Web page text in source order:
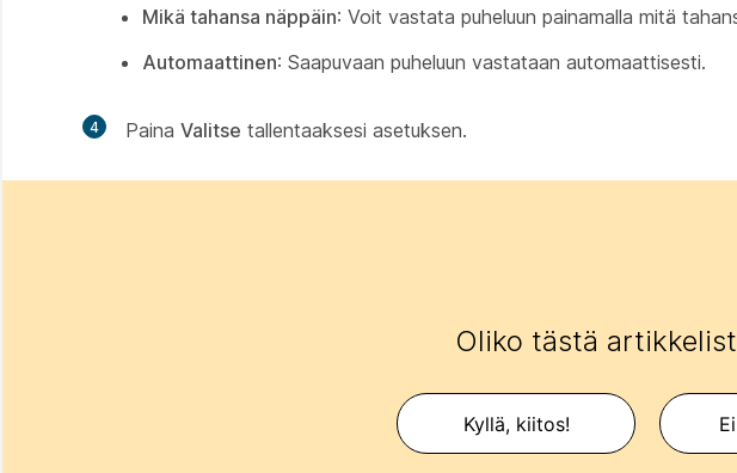
Mikä tahansa näppäin: Voit vastata puheluun painamalla mitä
Automaattinen: Saapuvaan puheluun vastataan automaattisesti.
4 Paina Valitse tallentaaksesi asetuksen.
Oliko tästä
Kyllä, kiitos!